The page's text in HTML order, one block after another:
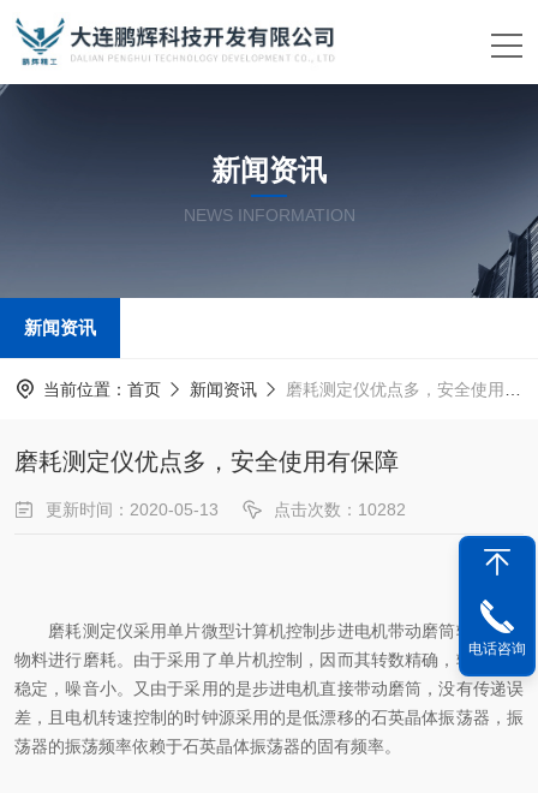
新闻资讯
NEWS INFORMATION
新闻资讯
当前位置： 首页 新闻资讯 磨耗测定仪优点多，安全使用有保障
磨耗测定仪优点多，安全使用有保障
更新时间：2020-05-13 点击次数：10282
磨耗测定仪采用单片微型计算机控制步进电机带动磨筒转动，对
物料进行磨耗。由于采用了单片机控制，因而其转数精确，转速均匀
稳定，噪音小。又由于采用的是步进电机直接带动磨筒，没有传递误
差，且电机转速控制的时钟源采用的是低漂移的石英晶体振荡器，振
荡器的振荡频率依赖于石英晶体振荡器的固有频率。
电话咨询